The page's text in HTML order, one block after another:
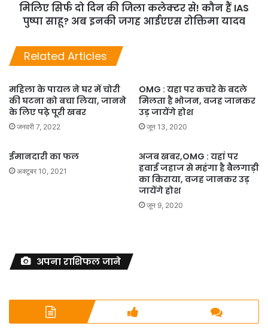
म‍िल‍िए स‍िर्फ दो दिन की जिला कलेक्टर से! कौन हैं IAS
पुष्पा साहू? अब इनकी जगह आईएएस रोक्तिमा यादव
Related Articles
महिला के पायल ने घर में चोरी
की घटना को बचा लिया, जानने
के लिए पढ़े पूरी खबर
जनवरी 7, 2022
OMG : यहा पर कचरे के बदले
मिलता है भोजन, वजह जानकर
उड़ जायेंगे होश
जून 13, 2020
ईमानदारी का फल
अक्टूबर 10, 2021
अजब खबर,OMG : यहां पर
हवाई जहाज से महंगा है बैलगाड़ी
का किराया, वजह जानकर उड़
जायेंगे होश
जून 9, 2020
अपना राशिफल जाने